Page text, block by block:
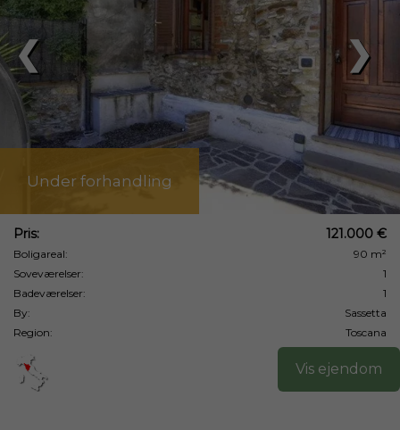
❯
❮
Under forhandling
Pris: 121.000 €
Boligareal:
90 m²
Soveværelser:
1
Badeværelser:
1
By:
Sassetta
Region:
Toscana
Vis ejendom